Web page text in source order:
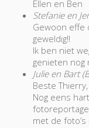
Ellen en Ben
Stefanie en
Gewoon effe
geweldig!!
Ik ben niet
genieten nog
Julie en Bart
Beste Thierry,
Nog eens
met de